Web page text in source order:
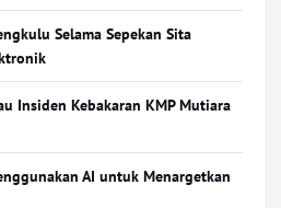
Selama Sepekan Sita
Insiden Kebakaran KMP Mutiara
AI untuk Menargetkan